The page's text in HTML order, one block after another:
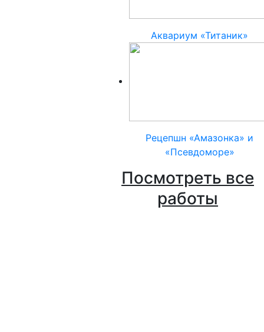
Аквариум «Титаник»
Рецепшн «Амазонка» и
«Псевдоморе»
Посмотреть все
работы